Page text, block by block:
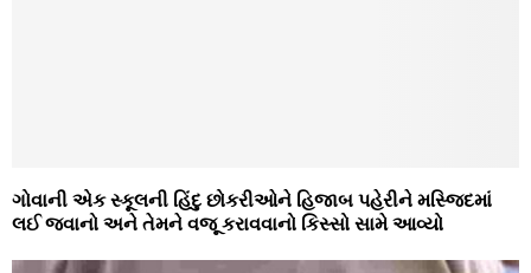
ગોવાની એક સ્‍કૂલની હિંદુ છોકરીઓને હિજાબ પહેરીને મસ્‍જિદમાં
લઈ જવાનો અને તેમને વજૂ કરાવવાનો કિસ્‍સો સામે આવ્‍યો